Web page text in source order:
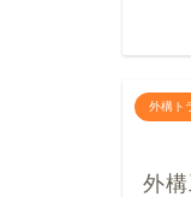
外構ト
外